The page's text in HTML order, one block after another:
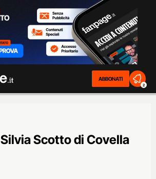
ABBONATI
2
Silvia Scotto di Covella